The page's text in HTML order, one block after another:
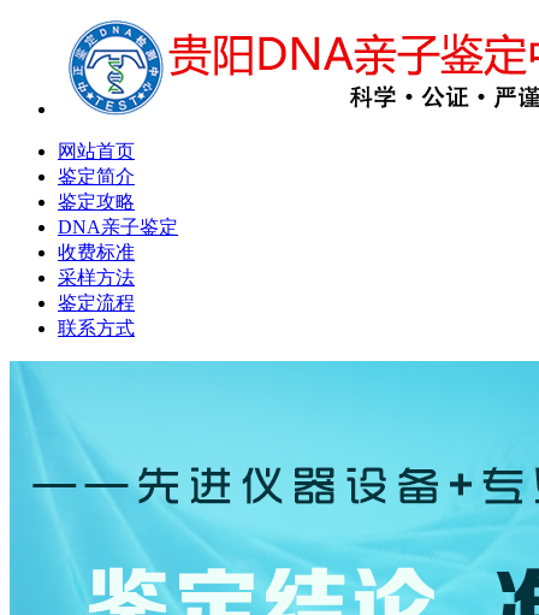
网站首页
鉴定简介
鉴定攻略
DNA亲子鉴定
收费标准
采样方法
鉴定流程
联系方式